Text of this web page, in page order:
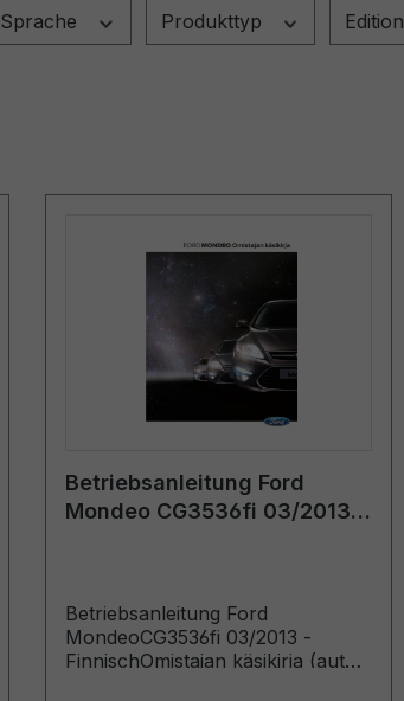
Sprache Produkttyp Edition
Betriebsanleitung Ford
Mondeo CG3536fi 03/2013 -
Betriebsanleitung Ford
MondeoCG3536fi 03/2013 -
FinnischOmistajan käsikirja (autot